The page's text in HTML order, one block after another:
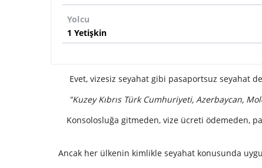
Yolcu
Evet, vizesiz seyahat gibi pasaportsuz seyahat
"Kuzey Kıbrıs Türk Cumhuriyeti, Azerbaycan,
Konsolosluğa gitmeden, vize ücreti ödemeden,
Ancak her ülkenin kimlikle seyahat konusunda